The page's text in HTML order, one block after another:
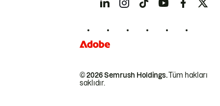
© 2026 Semrush Holdings.Tüm hakları
saklıdır.